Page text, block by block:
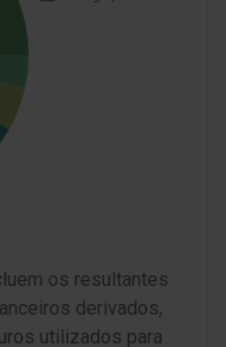
os resultantes
derivados,
utilizados para